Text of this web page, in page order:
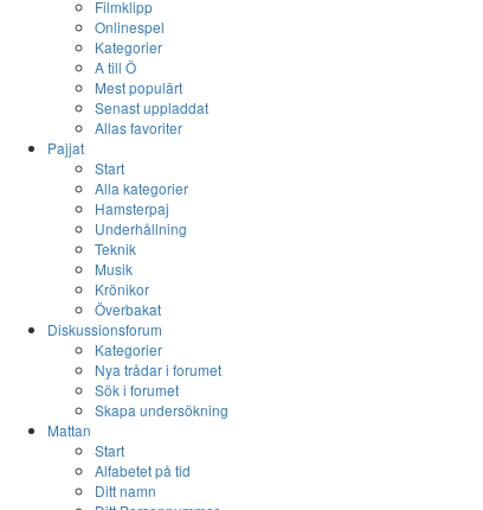
Filmklipp
Onlinespel
Kategorier
A till Ö
Mest populärt
Senast uppladdat
Allas favoriter
Pajjat
Start
Alla kategorier
Hamsterpaj
Underhållning
Teknik
Musik
Krönikor
Överbakat
Diskussionsforum
Kategorier
Nya trådar i forumet
Sök i forumet
Skapa undersökning
Mattan
Start
Alfabetet på tid
Ditt namn